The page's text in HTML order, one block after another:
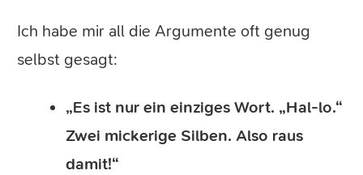
Ich habe mir all die Argumente oft genug
selbst gesagt:
„Es ist nur ein einziges Wort. „Hal-lo.“
Zwei mickerige Silben. Also raus
damit!“